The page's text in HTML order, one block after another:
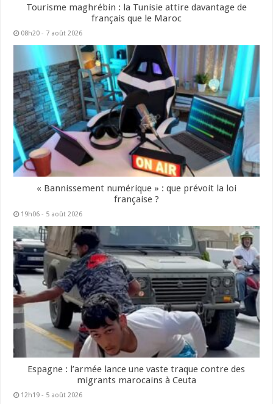
Tourisme maghrébin : la Tunisie attire davantage de
français que le Maroc
08h20 - 7 août 2026
« Bannissement numérique » : que prévoit la loi
française ?
19h06 - 5 août 2026
Espagne : l’armée lance une vaste traque contre des
migrants marocains à Ceuta
12h19 - 5 août 2026